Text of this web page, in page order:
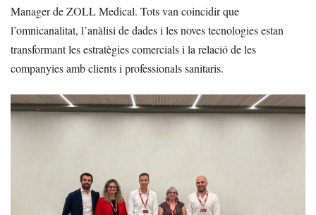
Manager de ZOLL Medical. Tots van coincidir que
l’omnicanalitat, l’anàlisi de dades i les noves tecnologies estan
transformant les estratègies comercials i la relació de les
companyies amb clients i professionals sanitaris.